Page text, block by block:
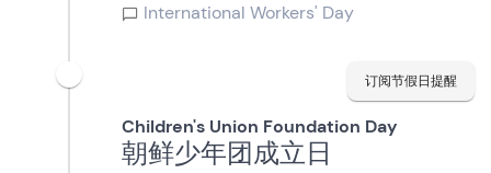
International Workers' Day
订阅节假日提醒
Children's Union Foundation Day
朝鲜少年团成立日